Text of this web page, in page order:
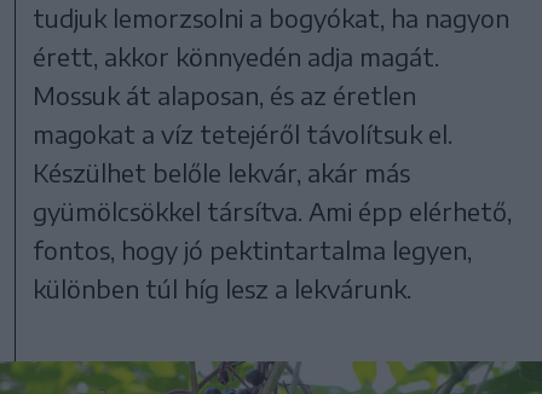
tudjuk lemorzsolni a bogyókat, ha nagyon
érett, akkor könnyedén adja magát.
Mossuk át alaposan, és az éretlen
magokat a víz tetejéről távolítsuk el.
Készülhet belőle lekvár, akár más
gyümölcsökkel társítva. Ami épp elérhető,
fontos, hogy jó pektintartalma legyen,
különben túl híg lesz a lekvárunk.